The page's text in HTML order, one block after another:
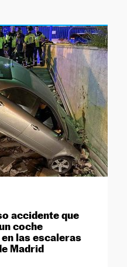
accidente que
coche
las escaleras
Madrid